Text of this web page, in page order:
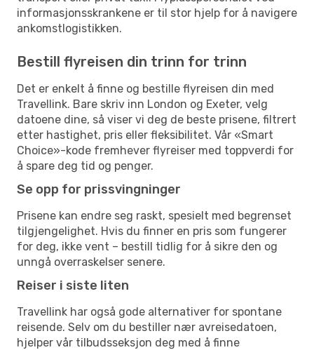
informasjonsskrankene er til stor hjelp for å navigere
ankomstlogistikken.
Bestill flyreisen din trinn for trinn
Det er enkelt å finne og bestille flyreisen din med
Travellink. Bare skriv inn London og Exeter, velg
datoene dine, så viser vi deg de beste prisene, filtrert
etter hastighet, pris eller fleksibilitet. Vår «Smart
Choice»-kode fremhever flyreiser med toppverdi for
å spare deg tid og penger.
Se opp for prissvingninger
Prisene kan endre seg raskt, spesielt med begrenset
tilgjengelighet. Hvis du finner en pris som fungerer
for deg, ikke vent – bestill tidlig for å sikre den og
unngå overraskelser senere.
Reiser i siste liten
Travellink har også gode alternativer for spontane
reisende. Selv om du bestiller nær avreisedatoen,
hjelper vår tilbudsseksjon deg med å finne